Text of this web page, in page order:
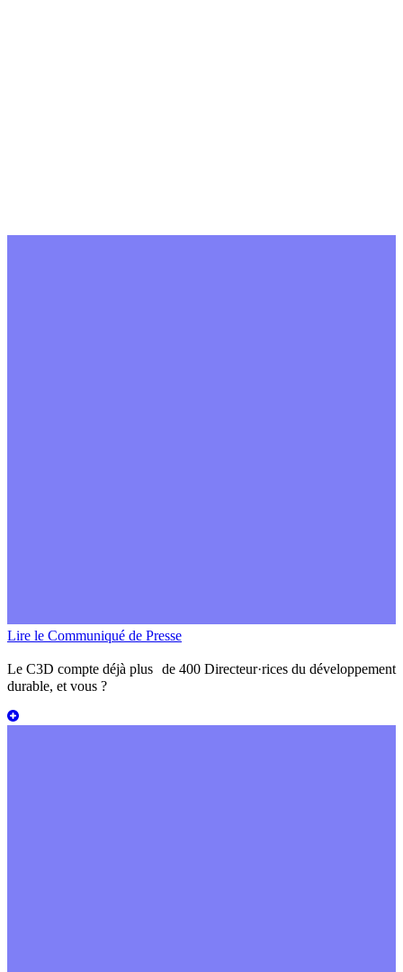
Lire le Communiqué de Presse
Le C3D compte déjà plus de 400 Directeur·rices du développement
durable, et vous ?